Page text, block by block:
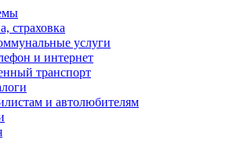
страховка
услуги
и интернет
транспорт
и автолюбителям